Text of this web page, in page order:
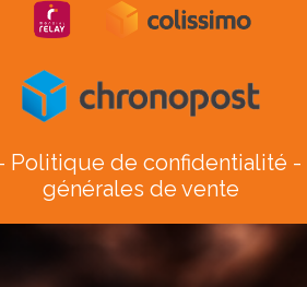
Politique de confidentialité
générales de vente